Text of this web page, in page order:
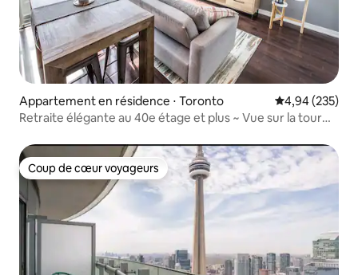
Appartement en résidence ⋅ Toronto Évaluation
4,94 (235)
Retraite élégante au 40e étage et plus ~ Vue sur la tour
Coup de cœur voyageurs
Coup de cœur voyageurs